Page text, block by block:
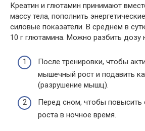
Креатин и глютамин принимают
массу тела, пополнить
силовые показатели. В среднем в
10 г глютамина. Можно разбить дозу
После тренировки, чтобы
мышечный рост и подавить
(разрушение мышц).
Перед сном, чтобы повысить
роста в ночное время.